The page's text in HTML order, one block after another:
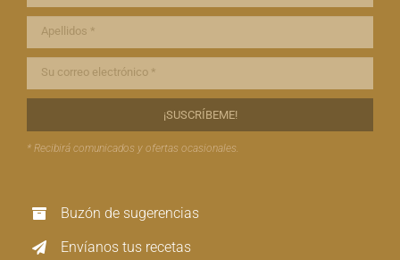
* Recibirá comunicados y ofertas ocasionales.
Buzón de sugerencias
Envíanos tus recetas